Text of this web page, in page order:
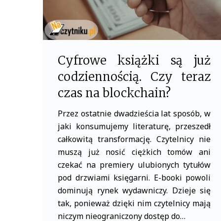
Cyfrowe książki są już
codziennością. Czy teraz
czas na blockchain?
Przez ostatnie dwadzieścia lat sposób, w
jaki konsumujemy literaturę, przeszedł
całkowitą transformację. Czytelnicy nie
muszą już nosić ciężkich tomów ani
czekać na premiery ulubionych tytułów
pod drzwiami księgarni. E-booki powoli
dominują rynek wydawniczy. Dzieje się
tak, ponieważ dzięki nim czytelnicy mają
niczym nieograniczony dostęp do…